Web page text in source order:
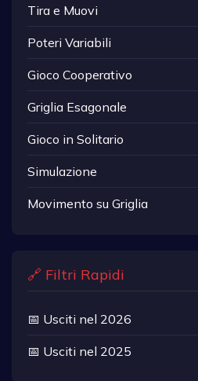
Tira e Muovi
Poteri Variabili
Gioco Cooperativo
Griglia Esagonale
Gioco in Solitario
Simulazione
Movimento su Griglia
🔗 Filtri Rapidi
📅 Usciti nel 2026
📅 Usciti nel 2025